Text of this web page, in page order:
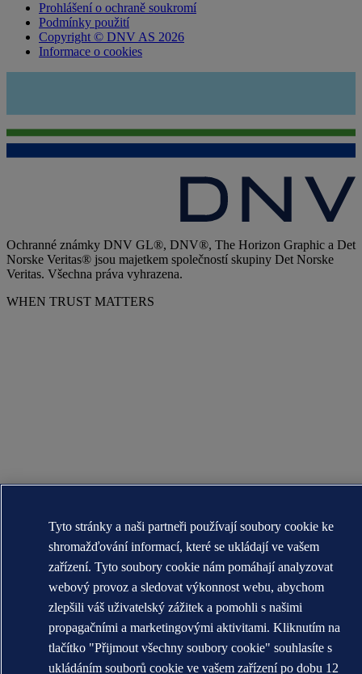
Prohlášení o ochraně soukromí
Podmínky použití
Copyright © DNV AS 2026
Informace o cookies
Ochranné známky DNV GL®, DNV®, The Horizon Graphic a Det
Norske Veritas® jsou majetkem společností skupiny Det Norske
Veritas. Všechna práva vyhrazena.
WHEN TRUST MATTERS
Tyto stránky a naši partneři používají soubory cookie ke
shromažďování informací, které se ukládají ve vašem
zařízení. Tyto soubory cookie nám pomáhají analyzovat
webový provoz a sledovat výkonnost webu, abychom
zlepšili váš uživatelský zážitek a pomohli s našimi
propagačními a marketingovými aktivitami. Kliknutím na
tlačítko "Přijmout všechny soubory cookie" souhlasíte s
ukládáním souborů cookie ve vašem zařízení po dobu 12